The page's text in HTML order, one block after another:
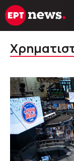
Μετάβαση
σε